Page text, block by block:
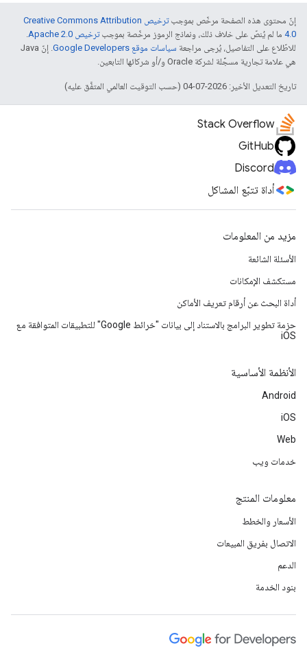
إنّ محتوى هذه الصفحة مرخّص بموجب
ترخيص Creative Commons Attribution
4.0‏ ما لم يُنصّ على خلاف ذلك، ونماذج الرموز مرخّصة بموجبترخيص Apache 2.0‏
.
للاطّلاع على التفاصيل، يُرجى مراجعة سياسات موقع Google Developers‏
. إنّ Java
هي علامة تجارية مسجَّلة لشركة Oracle و/أو شركائها التابعين.
تاريخ التعديل الأخير: 2026-07-04 (حسب التوقيت العالمي المتفَّق عليه)
Stack Overflow
GitHub
Discord
أداة تتبّع المشاكل
مزيد من المعلومات
الأسئلة الشائعة
مستكشف الإمكانات
أداة البحث عن أرقام تعريف الأماكن
حزمة تطوير البرامج بالاستناد إلى بيانات "خرائط Google" للتطبيقات المتوافقة مع
iOS
الأنظمة الأساسية
Android
iOS
Web
خدمات ويب
معلومات المنتج
الأسعار والخطط
الاتصال بفريق المبيعات
الدعم
بنود الخدمة